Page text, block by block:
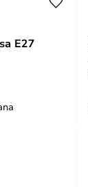
E27